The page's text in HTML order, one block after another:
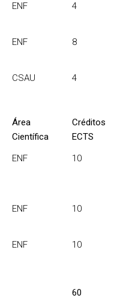
ENF 4
ENF 8
CSAU 4
Área
Científica
Créditos
ECTS
ENF 10
ENF 10
ENF 10
60